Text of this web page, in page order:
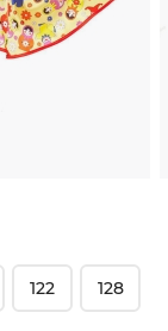
122 128